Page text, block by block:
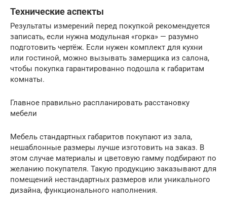
Технические аспекты
Результаты измерений перед покупкой рекомендуется
записать, если нужна модульная «горка» — разумно
подготовить чертёж. Если нужен комплект для кухни
или гостиной, можно вызывать замерщика из салона,
чтобы покупка гарантированно подошла к габаритам
комнаты.
Главное правильно распланировать расстановку
мебели
Мебель стандартных габаритов покупают из зала,
нешаблонные размеры лучше изготовить на заказ. В
этом случае материалы и цветовую гамму подбирают по
желанию покупателя. Такую продукцию заказывают для
помещений нестандартных размеров или уникального
дизайна, функционального наполнения.